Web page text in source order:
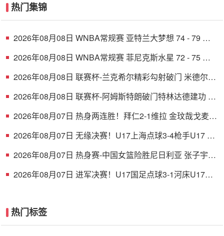
热门集锦
2026年08月08日 WNBA常规赛 亚特兰大梦想 74 - 79 华
2026年08月08日 WNBA常规赛 菲尼克斯水星 72 - 75 康
2026年08月08日 联赛杯-兰克希尔精彩勾射破门 米德尔斯
2026年08月08日 联赛杯-阿姆斯特朗破门特林达德建功 狼
2026年08月07日 热身两连胜！拜仁2-1维拉 金玟哉戈麦斯
2026年08月07日 无缘决赛！U17上海点球3-4枪手U17 李
2026年08月07日 热身赛-中国女篮险胜尼日利亚 张子宇
2026年08月07日 进军决赛！U17国足点球3-1河床U17将
热门标签